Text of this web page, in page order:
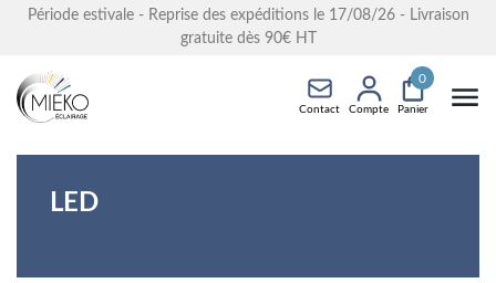
Période estivale - Reprise des expéditions le 17/08/26 - Livraison
gratuite dès 90€ HT
Contact Compte Panier
0
LED